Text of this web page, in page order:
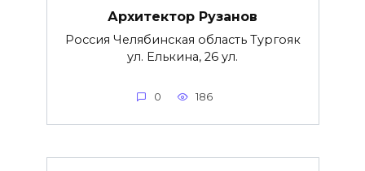
Архитектор Рузанов
Россия Челябинская область Тургояк
ул. Елькина, 26 ул.
0 186